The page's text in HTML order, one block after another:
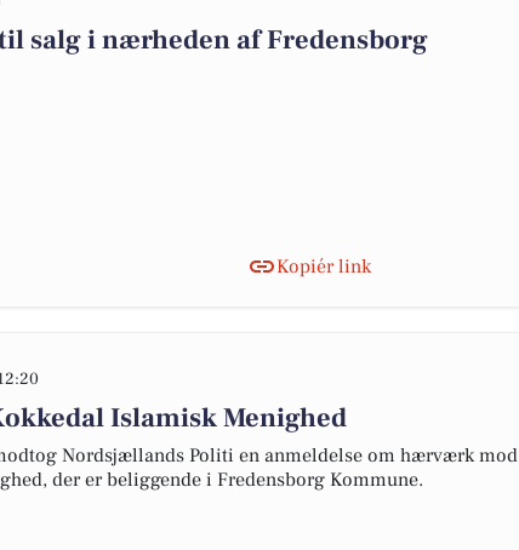
salg i nærheden af Fredensborg
Kopiér link
Islamisk Menighed
Nordsjællands Politi en anmeldelse om hærværk mod
der er beliggende i Fredensborg Kommune.